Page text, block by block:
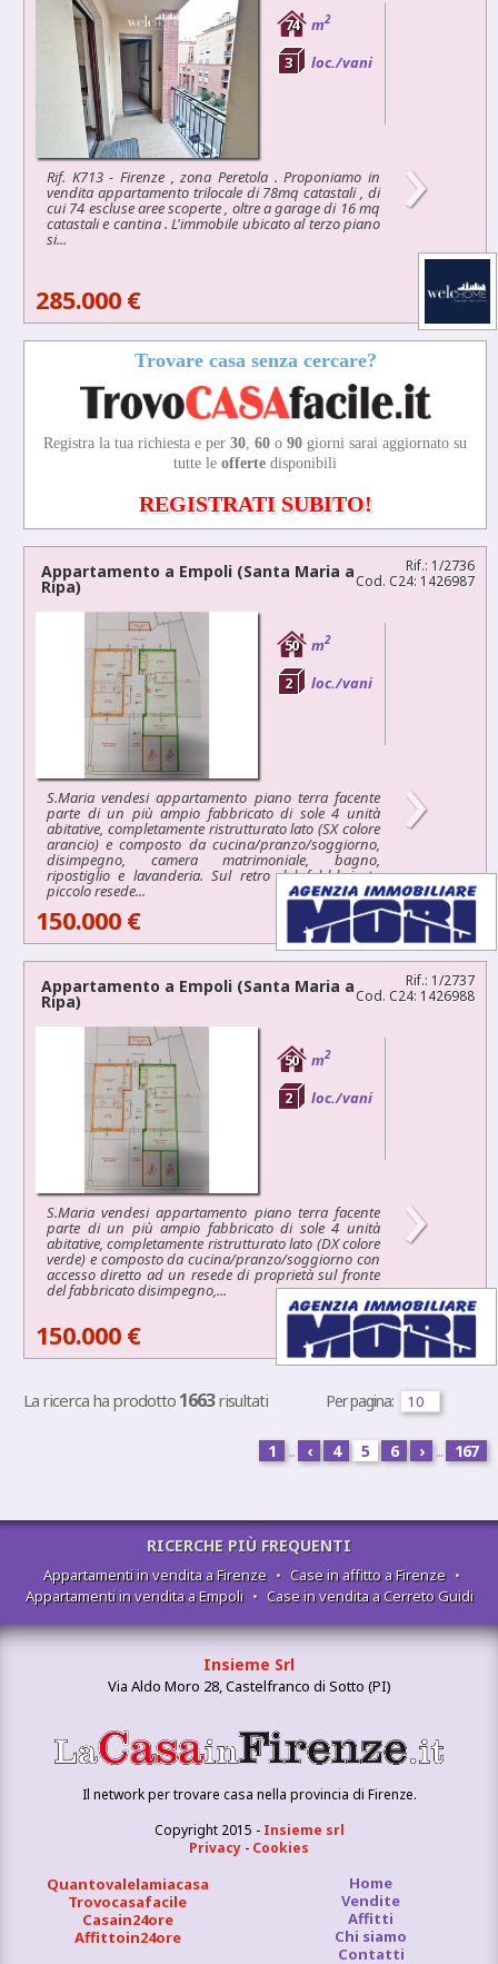
74 m2
3 loc./vani
Rif. K713 - Firenze , zona Peretola . Proponiamo in
vendita appartamento trilocale di 78mq catastali , di
cui 74 escluse aree scoperte , oltre a garage di 16 mq
catastali e cantina . L'immobile ubicato al terzo piano
si...
›
285.000 €
Trovare casa senza cercare?
Registra la tua richiesta e per 30 60 o 90 giorni sarai aggiornato su
tutte le offerte disponibili
REGISTRATI SUBITO!
Rif.: 1/2736
Cod. C24: 1426987
Appartamento a Empoli (Santa Maria a
Ripa)
50 m2
2 loc./vani
S.Maria vendesi appartamento piano terra facente
parte di un più ampio fabbricato di sole 4 unità
abitative, completamente ristrutturato lato (SX colore
arancio) e composto da cucina/pranzo/soggiorno,
disimpegno, camera matrimoniale, bagno,
ripostiglio e lavanderia. Sul retro del fabbbricato
piccolo resede...
›
150.000 €
Rif.: 1/2737
Cod. C24: 1426988
Appartamento a Empoli (Santa Maria a
Ripa)
50 m2
2 loc./vani
S.Maria vendesi appartamento piano terra facente
parte di un più ampio fabbricato di sole 4 unità
abitative, completamente ristrutturato lato (DX colore
verde) e composto da cucina/pranzo/soggiorno con
accesso diretto ad un resede di proprietà sul fronte
del fabbricato disimpegno,...
›
150.000 €
La ricerca ha prodotto 1663risultati
1 ... ‹ 4 5 6 › ... 167
Per pagina:
RICERCHE PIÙ FREQUENTI
Appartamenti in vendita a Firenze • Case in affitto a Firenze •
Appartamenti in vendita a Empoli • Case in vendita a Cerreto Guidi
Insieme Srl
Via Aldo Moro 28, Castelfranco di Sotto (PI)
Il network per trovare casa nella provincia di Firenze.
Copyright 2015 - Insieme srl
Privacy - Cookies
Home
Vendite
Affitti
Chi siamo
Contatti
Quantovalelamiacasa
Trovocasafacile
Casain24ore
Affittoin24ore